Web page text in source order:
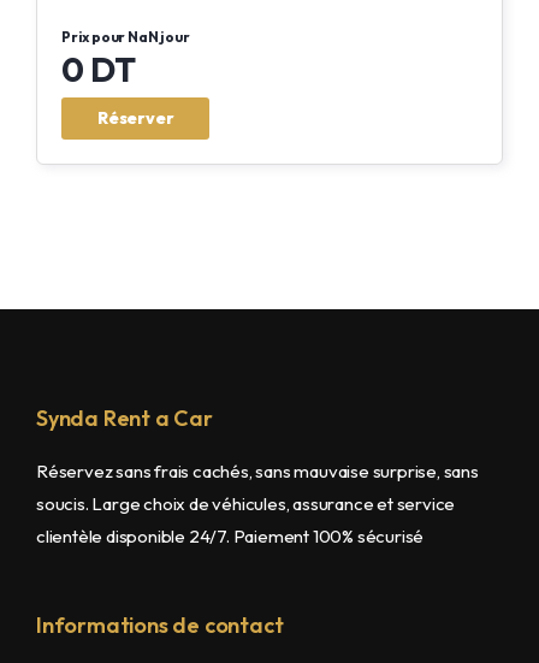
Prix pour NaN jour
0 DT
Réserver
Synda Rent a Car
Réservez sans frais cachés, sans mauvaise surprise, sans
soucis. Large choix de véhicules, assurance et service
clientèle disponible 24/7. Paiement 100% sécurisé
Informations de contact